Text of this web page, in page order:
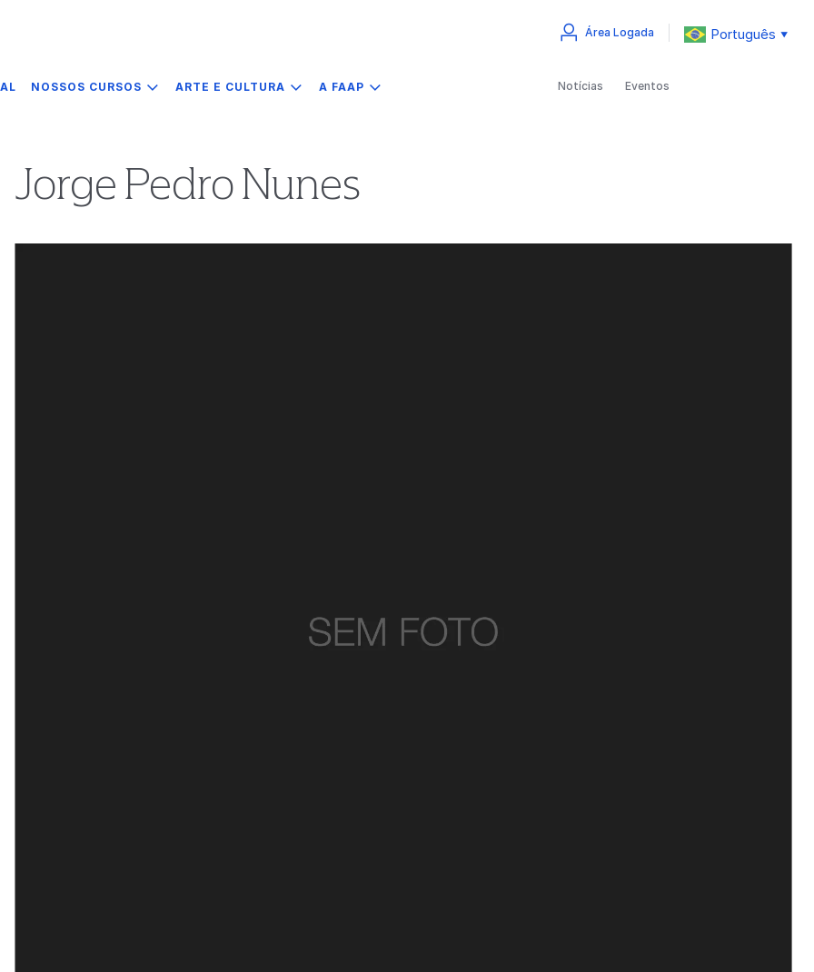
NOSSOS CURSOS ARTE E CULTURA A FAAP
Área Logada Português ▼
Notícias Eventos
Jorge Pedro Nunes